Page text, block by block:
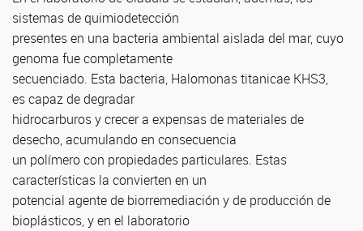
sistemas de quimiodetección
presentes en una bacteria ambiental aislada del mar, cuyo
genoma fue completamente
secuenciado. Esta bacteria, Halomonas titanicae KHS3,
es capaz de degradar
hidrocarburos y crecer a expensas de materiales de
desecho, acumulando en consecuencia
un polímero con propiedades particulares. Estas
características la convierten en un
potencial agente de biorremediación y de producción de
bioplásticos, y en el laboratorio